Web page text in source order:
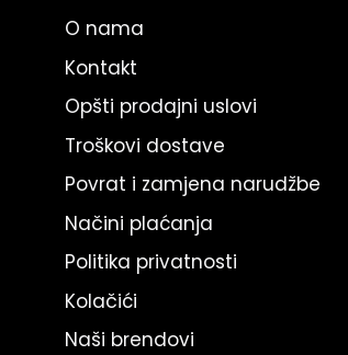
O nama
Kontakt
Opšti prodajni uslovi
Troškovi dostave
Povrat i zamjena narudžbe
Načini plaćanja
Politika privatnosti
Kolačići
Naši brendovi